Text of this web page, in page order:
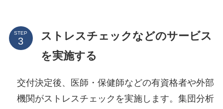
STEP
ストレスチェックなどのサービス
を実施する
交付決定後、医師・保健師などの有資格者や外部
機関がストレスチェックを実施します。集団分析